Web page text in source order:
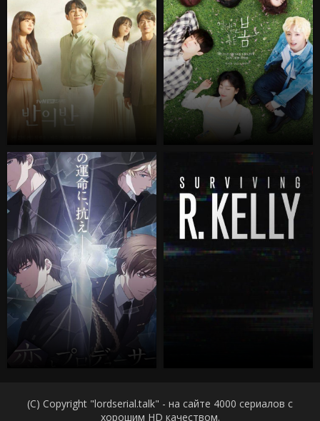
(C) Copyright "lordserial.talk" - на сайте 4000 сериалов с
хорошим HD качеством.